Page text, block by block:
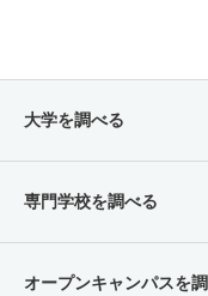
大学を調べる
専門学校を調べる
オープンキャンパスを